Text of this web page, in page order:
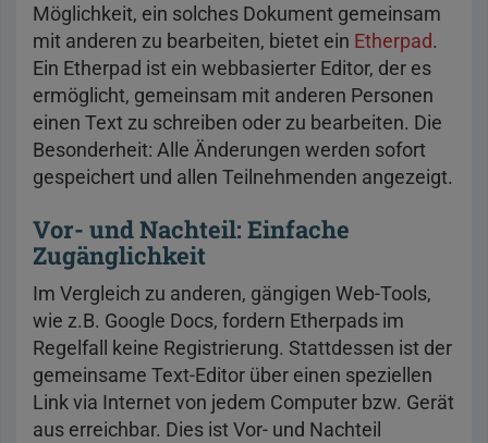
Möglichkeit, ein solches Dokument gemeinsam
mit anderen zu bearbeiten, bietet ein Etherpad.
Ein Etherpad ist ein webbasierter Editor, der es
ermöglicht, gemeinsam mit anderen Personen
einen Text zu schreiben oder zu bearbeiten. Die
Besonderheit: Alle Änderungen werden sofort
gespeichert und allen Teilnehmenden angezeigt.
Vor- und Nachteil: Einfache
Zugänglichkeit
Im Vergleich zu anderen, gängigen Web-Tools,
wie z.B. Google Docs, fordern Etherpads im
Regelfall keine Registrierung. Stattdessen ist der
gemeinsame Text-Editor über einen speziellen
Link via Internet von jedem Computer bzw. Gerät
aus erreichbar. Dies ist Vor- und Nachteil